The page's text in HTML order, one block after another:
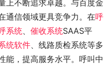
上不断追求卓越。与百度金
通信领域更具竞争力。在呼
系统、 催收系统SAAS平
统软件、线路质检系统等多
能，提高服务水平。呼叫中